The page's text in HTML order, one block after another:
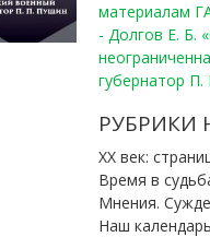
материалам
- Долгов Е. Б.
губернатор
РУБРИКИ
ХХ век:
Время в
Мнения.
Наш календарь